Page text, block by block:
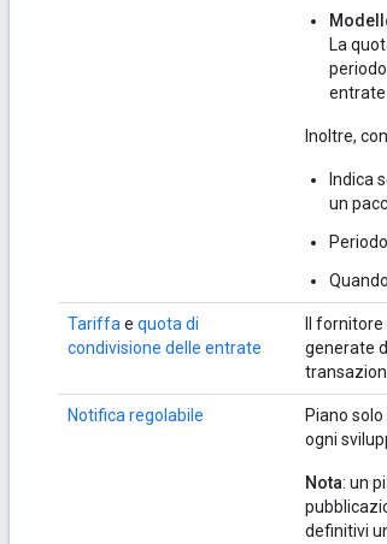
La
entrate
Inoltre,
Indica
un
Tariffa e quota di
condivisione delle entrate
Il
generate
Notifica regolabile
Piano
ogni
Nota: un
definitivi